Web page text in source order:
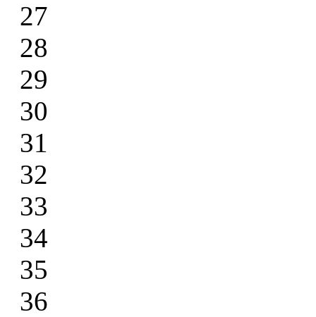
27
28
29
30
31
32
33
34
35
36